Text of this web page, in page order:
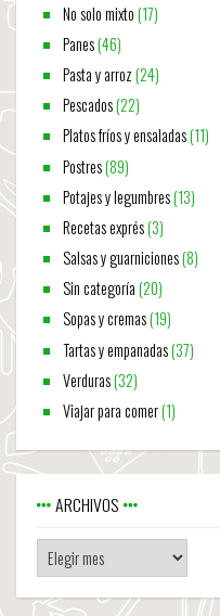
No solo mixto(17)
Panes(46)
Pasta y arroz(24)
Pescados(22)
Platos fríos y ensaladas(11)
Postres(89)
Potajes y legumbres(13)
Recetas exprés(3)
Salsas y guarniciones(8)
Sin categoría(20)
Sopas y cremas(19)
Tartas y empanadas(37)
Verduras(32)
Viajar para comer(1)
ARCHIVOS